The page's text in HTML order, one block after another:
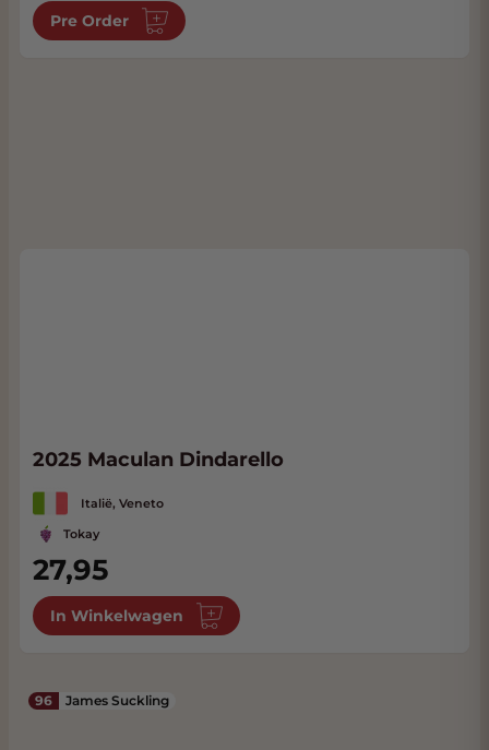
Pre Order
2025 Maculan Dindarello
Italië, Veneto
Tokay
27,95
In Winkelwagen
96 James Suckling